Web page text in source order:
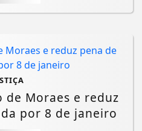
de Moraes e reduz
por 8 de janeiro